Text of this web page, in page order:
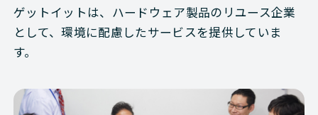
ゲットイットは、ハードウェア製品のリユース企業
として、環境に配慮したサービスを提供していま
す。